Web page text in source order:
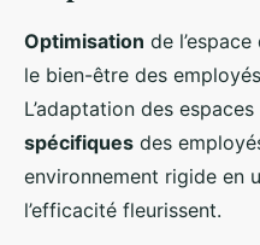
Optimisation de
le bien-être des
L’adaptation des
spécifiques des
environnement rigide en
l’efficacité fleurissent.